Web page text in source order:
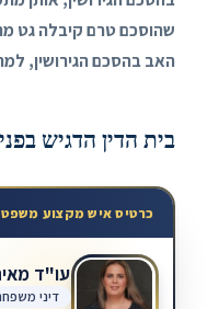
שהוסכם טרם קיבלה גט
האב בהסכם הגירושין,
בית הדין הדגיש
כרטיס איש מקצוע
עו"ד
דיני